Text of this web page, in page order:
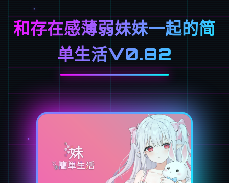
和存在感薄弱妹妹一起的简
单生活V0.82